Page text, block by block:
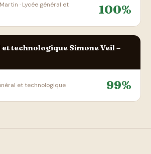
· Lycée général et
100%
technologique Simone Veil –
et technologique 99%